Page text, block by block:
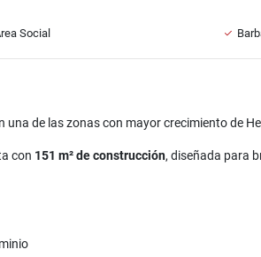
Social
de las zonas con mayor crecimiento de
con 151 m² de construcción, diseñada para